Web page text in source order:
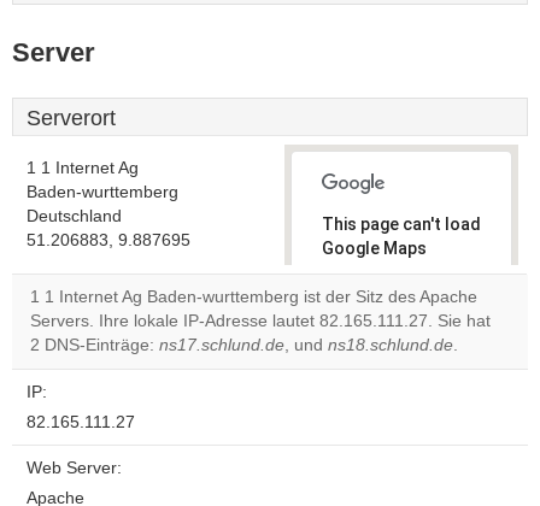
Server
Serverort
1 1 Internet Ag
Baden-wurttemberg
Deutschland
51.206883, 9.887695
This page can't load
Google Maps
correctly.
Do you
own this
1 1 Internet Ag Baden-wurttemberg ist der Sitz des Apache
Servers. Ihre lokale IP-Adresse lautet 82.165.111.27. Sie hat
2 DNS-Einträge: ns17.schlund.de, und ns18.schlund.de.
IP:
82.165.111.27
Web Server:
Apache